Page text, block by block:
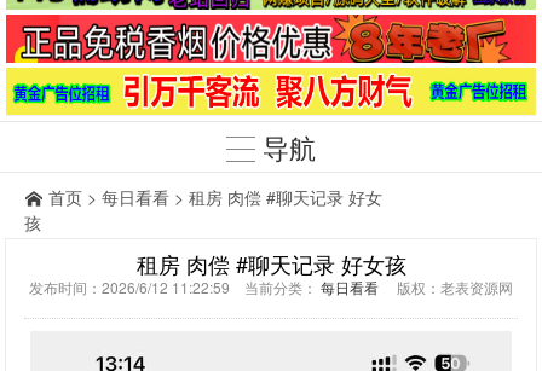
导航
首页 > 每日看看 > 租房 肉偿 #聊天记录 好女
孩
租房 肉偿 #聊天记录 好女孩
发布时间：2026/6/12 11:22:59 当前分类： 每日看看 版权：老表资源网